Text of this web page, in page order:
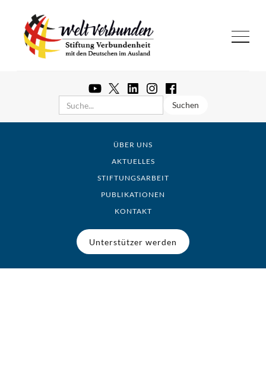
ÜBER UNS
AKTUELLES
STIFTUNGSARBEIT
PUBLIKATIONEN
KONTAKT
Unterstützer werden